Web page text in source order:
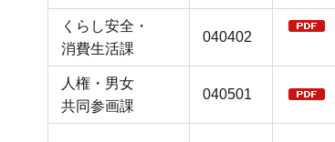
くらし安全・
消費生活課
040402
人権・男女
共同参画課
040501